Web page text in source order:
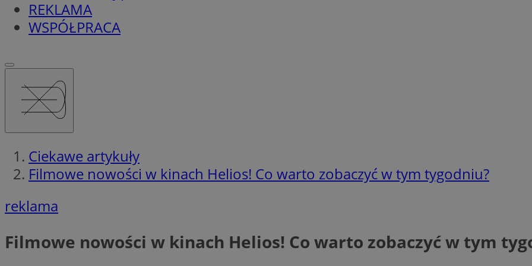
REKLAMA
WSPÓŁPRACA
Ciekawe artykuły
Filmowe nowości w kinach Helios! Co warto zobaczyć w tym tygodniu?
reklama
Filmowe nowości w kinach Helios! Co warto zobaczyć w tym